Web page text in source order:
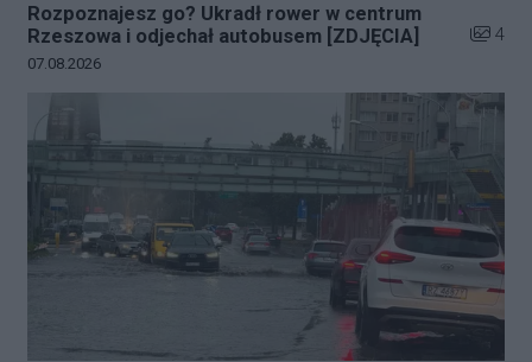
Rozpoznajesz go? Ukradł rower w centrum
Rzeszowa i odjechał autobusem [ZDJĘCIA]
Liczba
4
Data dodania galerii:
07.08.2026